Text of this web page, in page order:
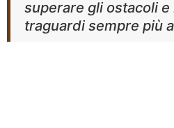
superare gli ostacoli
traguardi sempre più